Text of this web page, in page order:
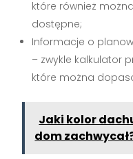
które również
dostępne;
Informacje o
– zwykle kalkulator
które można
Jaki kolor
dom